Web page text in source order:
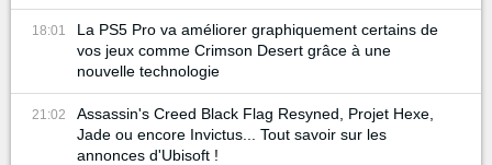
18:01
La PS5 Pro va améliorer graphiquement certains de
vos jeux comme Crimson Desert grâce à une
nouvelle technologie
21:02
Assassin's Creed Black Flag Resyned, Projet Hexe,
Jade ou encore Invictus... Tout savoir sur les
annonces d'Ubisoft !